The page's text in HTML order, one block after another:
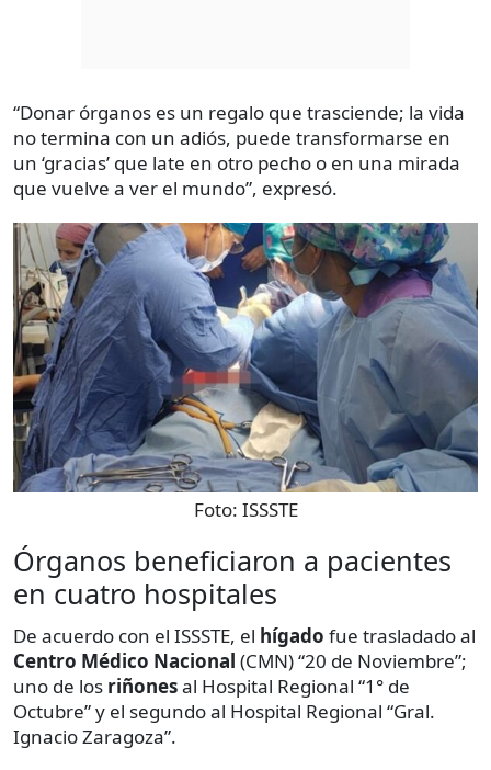
“Donar órganos es un regalo que trasciende; la vida
no termina con un adiós, puede transformarse en
un ‘gracias’ que late en otro pecho o en una mirada
que vuelve a ver el mundo”, expresó.
Foto: ISSSTE
Órganos beneficiaron a pacientes
en cuatro hospitales
De acuerdo con el ISSSTE, el hígado fue trasladado al
Centro Médico Nacional (CMN) “20 de Noviembre”;
uno de los riñonesal Hospital Regional “1° de
Octubre” y el segundo al Hospital Regional “Gral.
Ignacio Zaragoza”.